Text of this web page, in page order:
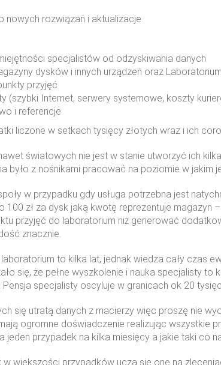
Sprawdź
nowych rozwiązań i aktualizacje
specjalistów od odzyskiwania danych
dysków i innych urządzeń oraz Laboratorium
przyjęć
(szybki Internet, serwery systemowe, koszty
i referencje
liczone w setkach tysięcy złotych wraz i ich
światowych nie jest w stanie utworzyć ich
było z nośnikami pracować na poziomie w jakim
w przypadku gdy usługa potrzebna jest
100 zł za dysk jaką kwotę reprezentuje
przyjęć do laboratorium niż generować
znacznie.
to kilka lat, jednak wiedza cały czas
się, że pełne wyszkolenie i nauka specjalisty
specjalisty oscyluje w granicach ok 20
się utratą danych z macierzy więc proszę nie
ogromne doświadczenie realizując wszystkie
przypadek na kilka miesięcy a jakie taki co
w większości przypadków uczą się one na